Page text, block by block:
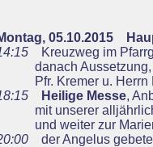
05.10.2015
Kreuzweg im
danach Aussetzung,
Pfr. Kremer u. Herrn
Heilige Messe,
mit unserer
und weiter zur
der Angelus